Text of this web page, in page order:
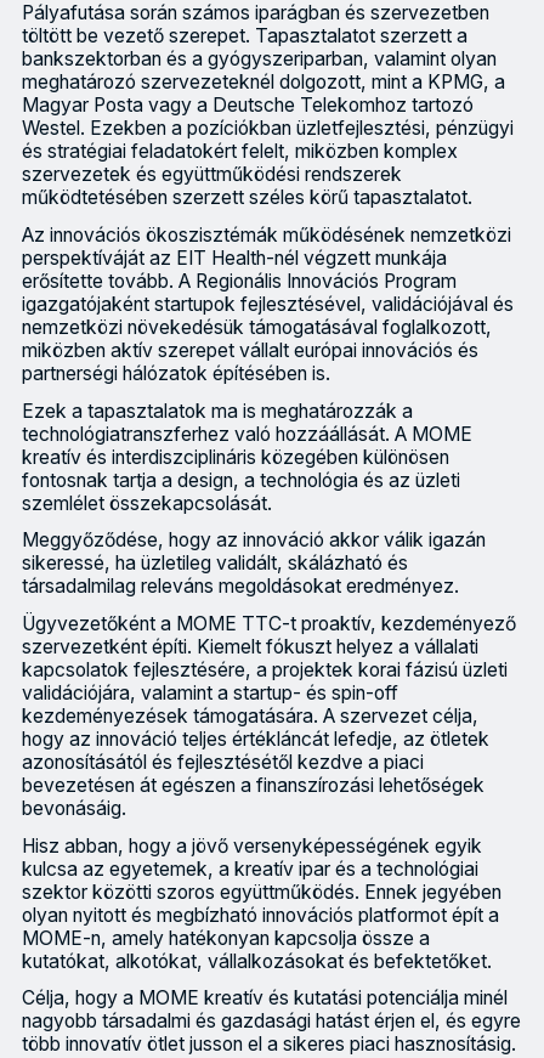
Pályafutása során számos iparágban és szervezetben
töltött be vezető szerepet. Tapasztalatot szerzett a
bankszektorban és a gyógyszeriparban, valamint olyan
meghatározó szervezeteknél dolgozott, mint a KPMG, a
Magyar Posta vagy a Deutsche Telekomhoz tartozó
Westel. Ezekben a pozíciókban üzletfejlesztési, pénzügyi
és stratégiai feladatokért felelt, miközben komplex
szervezetek és együttműködési rendszerek
működtetésében szerzett széles körű tapasztalatot.
Az innovációs ökoszisztémák működésének nemzetközi
perspektíváját az EIT Health-nél végzett munkája
erősítette tovább. A Regionális Innovációs Program
igazgatójaként startupok fejlesztésével, validációjával és
nemzetközi növekedésük támogatásával foglalkozott,
miközben aktív szerepet vállalt európai innovációs és
partnerségi hálózatok építésében is.
Ezek a tapasztalatok ma is meghatározzák a
technológiatranszferhez való hozzáállását. A MOME
kreatív és interdiszciplináris közegében különösen
fontosnak tartja a design, a technológia és az üzleti
szemlélet összekapcsolását.
Meggyőződése, hogy az innováció akkor válik igazán
sikeressé, ha üzletileg validált, skálázható és
társadalmilag releváns megoldásokat eredményez.
Ügyvezetőként a MOME TTC-t proaktív, kezdeményező
szervezetként építi. Kiemelt fókuszt helyez a vállalati
kapcsolatok fejlesztésére, a projektek korai fázisú üzleti
validációjára, valamint a startup- és spin-off
kezdeményezések támogatására. A szervezet célja,
hogy az innováció teljes értékláncát lefedje, az ötletek
azonosításától és fejlesztésétől kezdve a piaci
bevezetésen át egészen a finanszírozási lehetőségek
bevonásáig.
Hisz abban, hogy a jövő versenyképességének egyik
kulcsa az egyetemek, a kreatív ipar és a technológiai
szektor közötti szoros együttműködés. Ennek jegyében
olyan nyitott és megbízható innovációs platformot épít a
MOME-n, amely hatékonyan kapcsolja össze a
kutatókat, alkotókat, vállalkozásokat és befektetőket.
Célja, hogy a MOME kreatív és kutatási potenciálja minél
nagyobb társadalmi és gazdasági hatást érjen el, és egyre
több innovatív ötlet jusson el a sikeres piaci hasznosításig.